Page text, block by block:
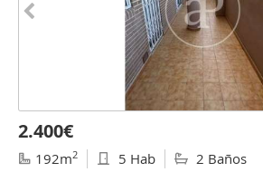
2.400€
192m2 5 Hab 2 Baños